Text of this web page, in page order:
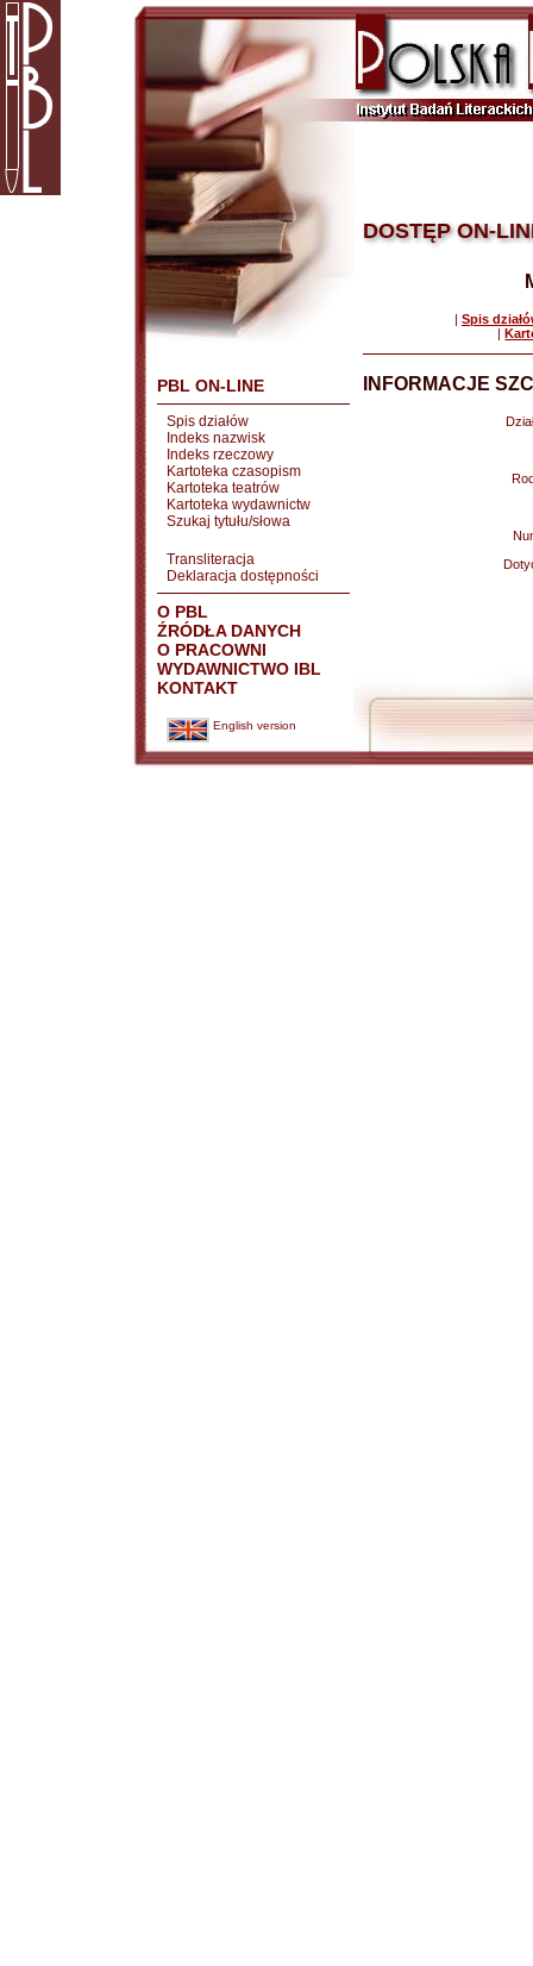
PBL ON-LINE
Spis działów
Indeks nazwisk
Indeks rzeczowy
Kartoteka czasopism
Kartoteka teatrów
Kartoteka wydawnictw
Szukaj tytułu/słowa
Transliteracja
Deklaracja dostępności
O PBL
ŹRÓDŁA DANYCH
O PRACOWNI
WYDAWNICTWO IBL
KONTAKT
English version
DOSTĘP ON-
| Spis
|
INFORMACJE